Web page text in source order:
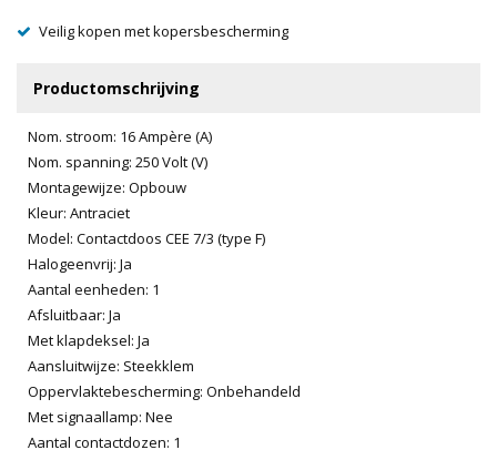
Veilig kopen met kopersbescherming
Productomschrijving
Nom. stroom: 16 Ampère (A)
Nom. spanning: 250 Volt (V)
Montagewijze: Opbouw
Kleur: Antraciet
Model: Contactdoos CEE 7/3 (type F)
Halogeenvrij: Ja
Aantal eenheden: 1
Afsluitbaar: Ja
Met klapdeksel: Ja
Aansluitwijze: Steekklem
Oppervlaktebescherming: Onbehandeld
Met signaallamp: Nee
Aantal contactdozen: 1